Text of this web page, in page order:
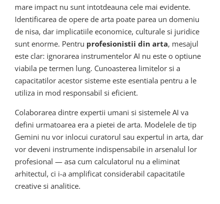
mare impact nu sunt intotdeauna cele mai evidente.
Identificarea de opere de arta poate parea un domeniu
de nisa, dar implicatiile economice, culturale si juridice
sunt enorme. Pentru profesionistii din arta, mesajul
este clar: ignorarea instrumentelor AI nu este o optiune
viabila pe termen lung. Cunoasterea limitelor si a
capacitatilor acestor sisteme este esentiala pentru a le
utiliza in mod responsabil si eficient.
Colaborarea dintre expertii umani si sistemele AI va
defini urmatoarea era a pietei de arta. Modelele de tip
Gemini nu vor inlocui curatorul sau expertul in arta, dar
vor deveni instrumente indispensabile in arsenalul lor
profesional — asa cum calculatorul nu a eliminat
arhitectul, ci i-a amplificat considerabil capacitatile
creative si analitice.